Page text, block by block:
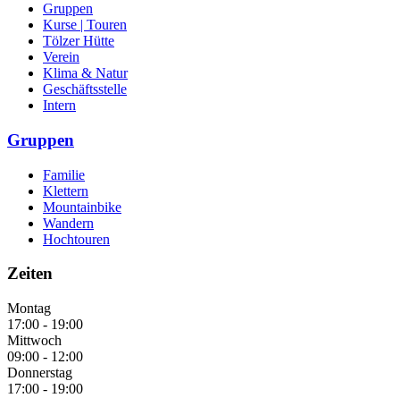
Gruppen
Kurse | Touren
Tölzer Hütte
Verein
Klima & Natur
Geschäftsstelle
Intern
Gruppen
Familie
Klettern
Mountainbike
Wandern
Hochtouren
Zeiten
Montag
17:00 - 19:00
Mittwoch
09:00 - 12:00
Donnerstag
17:00 - 19:00